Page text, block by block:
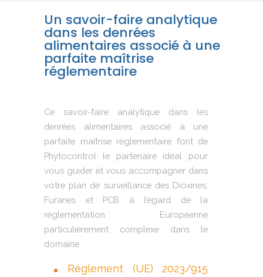
Un savoir-faire analytique
dans les denrées
alimentaires associé à une
parfaite maîtrise
réglementaire
Ce savoir-faire analytique dans les
denrées alimentaires associé à une
parfaite maîtrise réglementaire font de
Phytocontrol le partenaire idéal pour
vous guider et vous accompagner dans
votre plan de surveillance des Dioxines,
Furanes et PCB à l’égard de la
réglementation Européenne
particulièrement complexe dans le
domaine.
Règlement (UE) 2023/915